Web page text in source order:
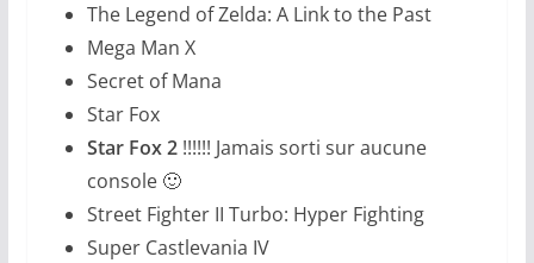
The Legend of Zelda: A Link to the Past
Mega Man X
Secret of Mana
Star Fox
Star Fox 2!!!!!! Jamais sorti sur aucune
console 🙂
Street Fighter II Turbo: Hyper Fighting
Super Castlevania IV